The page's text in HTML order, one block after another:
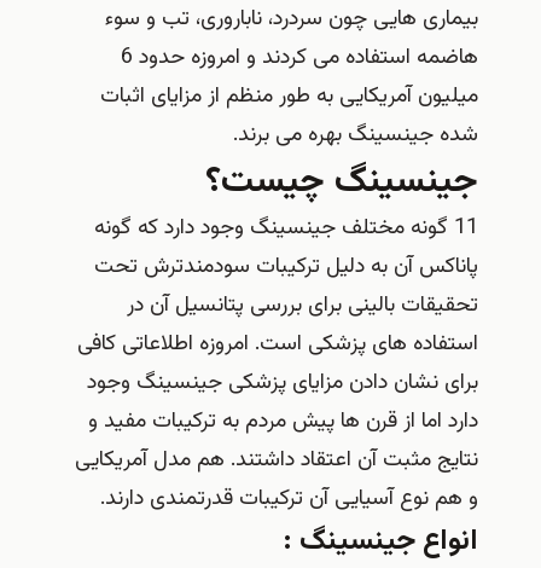
بیماری هایی چون سردرد، ناباروری، تب و سوء
هاضمه استفاده می کردند و امروزه حدود 6
میلیون آمریکایی به طور منظم از مزایای اثبات
شده جینسینگ بهره می برند.
جینسینگ چیست؟
11 گونه مختلف جینسینگ وجود دارد که گونه
پاناکس آن به دلیل ترکیبات سودمندترش تحت
تحقیقات بالینی برای بررسی پتانسیل آن در
استفاده های پزشکی است. امروزه اطلاعاتی کافی
برای نشان دادن مزایای پزشکی جینسینگ وجود
دارد اما از قرن ها پیش مردم به ترکیبات مفید و
نتایج مثبت آن اعتقاد داشتند. هم مدل آمریکایی
و هم نوع آسیایی آن ترکیبات قدرتمندی دارند.
انواع جینسینگ :